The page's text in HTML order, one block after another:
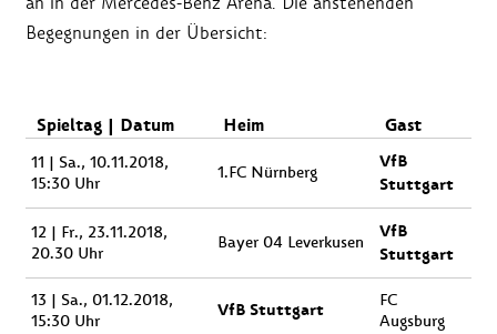
Begegnungen in der Übersicht:
Spieltag | Datum Heim Gast
11 | Sa., 10.11.2018,
15:30 Uhr
1.FC Nürnberg
VfB
Stuttgart
12 | Fr., 23.11.2018,
20.30 Uhr
Bayer 04 Leverkusen
VfB
Stuttgart
13 | Sa., 01.12.2018,
15:30 Uhr
VfB Stuttgart
FC
Augsburg